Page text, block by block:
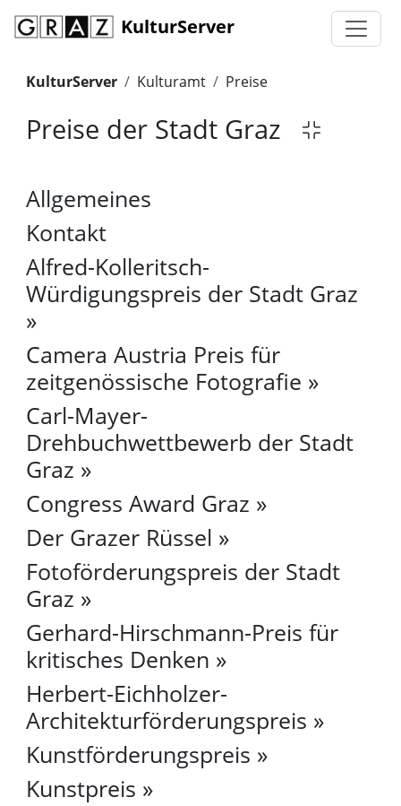
KulturServer
KulturServer Kulturamt Preise
Preise der Stadt Graz
Allgemeines
Kontakt
Alfred-Kolleritsch-
Würdigungspreis der Stadt Graz
Camera Austria Preis für
zeitgenössische Fotografie
Carl-Mayer-
Drehbuchwettbewerb der Stadt
Graz
Congress Award Graz
Der Grazer Rüssel
Fotoförderungspreis der Stadt
Graz
Gerhard-Hirschmann-Preis für
kritisches Denken
Herbert-Eichholzer-
Architekturförderungspreis
Kunstförderungspreis
Kunstpreis